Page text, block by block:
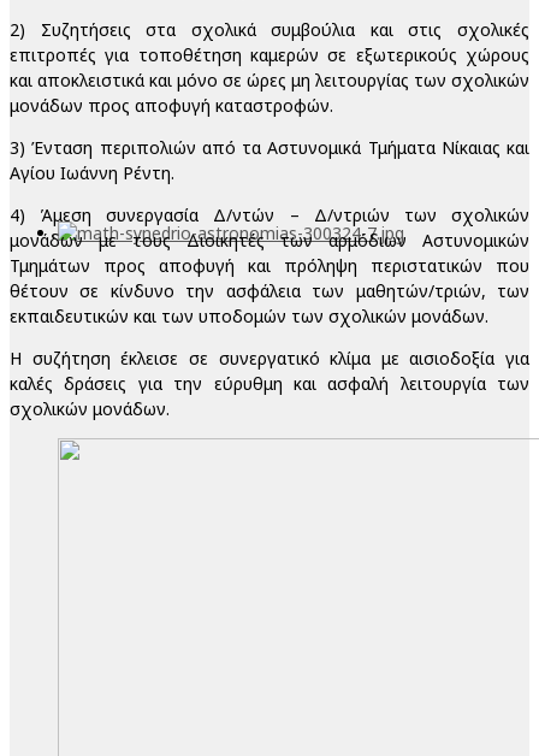
2) Συζητήσεις στα σχολικά συμβούλια και στις σχολικές
επιτροπές για τοποθέτηση καμερών σε εξωτερικούς χώρους
και αποκλειστικά και μόνο σε ώρες μη λειτουργίας των σχολικών
μονάδων προς αποφυγή καταστροφών.
3) Ένταση περιπολιών από τα Αστυνομικά Τμήματα Νίκαιας και
Αγίου Ιωάννη Ρέντη.
4) Άμεση συνεργασία Δ/ντών – Δ/ντριών των σχολικών
μονάδων με τους Διοικητές των αρμόδιων Αστυνομικών
Τμημάτων προς αποφυγή και πρόληψη περιστατικών που
θέτουν σε κίνδυνο την ασφάλεια των μαθητών/τριών, των
εκπαιδευτικών και των υποδομών των σχολικών μονάδων.
Η συζήτηση έκλεισε σε συνεργατικό κλίμα με αισιοδοξία για
καλές δράσεις για την εύρυθμη και ασφαλή λειτουργία των
σχολικών μονάδων.